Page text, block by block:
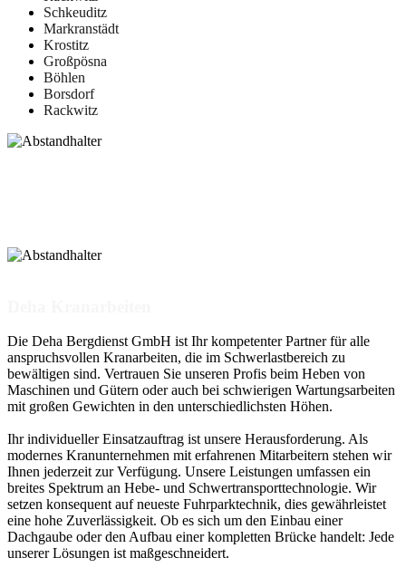
Schkeuditz
Markranstädt
Krostitz
Großpösna
Böhlen
Borsdorf
Rackwitz
Die Deha Bergdienst GmbH ist Ihr kompetenter Partner für alle
anspruchsvollen Kranarbeiten, die im Schwerlastbereich zu
bewältigen sind. Vertrauen Sie unseren Profis beim Heben von
Maschinen und Gütern oder auch bei schwierigen Wartungsarbeiten
mit großen Gewichten in den unterschiedlichsten Höhen.
Ihr individueller Einsatzauftrag ist unsere Herausforderung. Als
modernes Kranunternehmen mit erfahrenen Mitarbeitern stehen wir
Ihnen jederzeit zur Verfügung. Unsere Leistungen umfassen ein
breites Spektrum an Hebe- und Schwertransporttechnologie. Wir
setzen konsequent auf neueste Fuhrparktechnik, dies gewährleistet
eine hohe Zuverlässigkeit. Ob es sich um den Einbau einer
Dachgaube oder den Aufbau einer kompletten Brücke handelt: Jede
unserer Lösungen ist maßgeschneidert.